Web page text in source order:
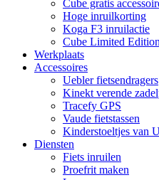
Cube gratis
Hoge inruilkorting
Koga F3 inruilactie
Cube Limited Edition
Werkplaats
Accessoires
Uebler fietsendragers
Kinekt verende
Tracefy GPS
Vaude fietstassen
Kinderstoeltjes van
Diensten
Fiets inruilen
Proefrit maken